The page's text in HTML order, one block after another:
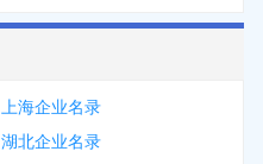
上海企业名录
湖北企业名录